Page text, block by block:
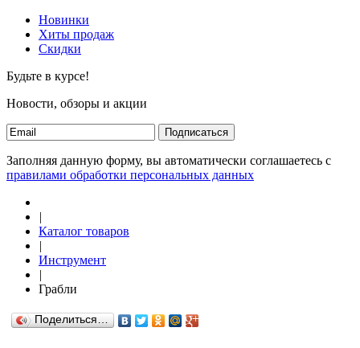
Новинки
Хиты продаж
Скидки
Будьте в курсе!
Новости, обзоры и акции
Подписаться
Заполняя данную форму, вы автоматически соглашаетесь с
правилами обработки персональных данных
|
Каталог товаров
|
Инструмент
|
Грабли
Поделиться…